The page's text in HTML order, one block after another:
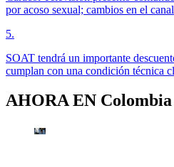
por acoso sexual; cambios en el canal
5.
SOAT tendrá un importante
cumplan con una condición técnica
AHORA EN Colombia